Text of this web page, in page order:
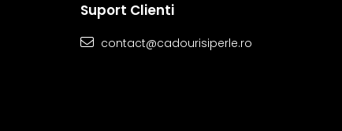
Suport Clienti
contact@cadourisiperle.ro